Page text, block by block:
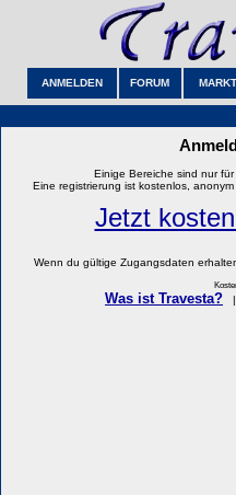
ANMELDEN FORUM
Einige Bereiche sind nur
Eine registrierung ist kostenlos,
Jetzt
Wenn du gültige Zugangsdaten
Was ist Travesta?